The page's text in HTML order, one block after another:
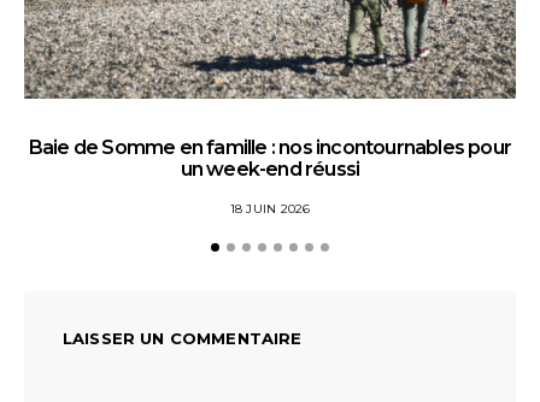
Baie de Somme en famille : nos incontournables pour
un week-end réussi
18 JUIN 2026
LAISSER UN COMMENTAIRE